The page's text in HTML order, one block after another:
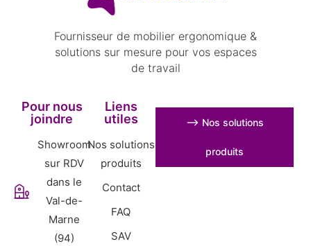
Fournisseur de mobilier ergonomique &
solutions sur mesure pour vos espaces
de travail
Pour nous
joindre
Showroom
sur RDV
dans le
Val-de-
Marne
(94)
Liens
utiles
Nos solutions
produits
Contact
FAQ
SAV
⟶ Nos solutions
produits